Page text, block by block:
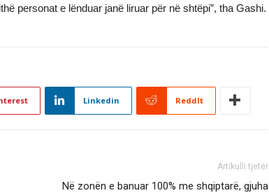
personat e lënduar janë liruar për në shtëpi”, tha Gashi.
Linkedin ReddIt
Artikulli tjetër
Në zonën e banuar 100% me shqiptarë, gjuha